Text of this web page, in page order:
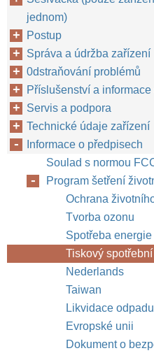
jednom)
Postup
Správa a údržba zařízení
0dstraňování problémů
Příslušenství a
Servis a podpora
Technické údaje zařízení
Informace o předpisech
Soulad s normou
Program šetření
Ochrana
Tvorba ozonu
Spotřeba energie
Tiskový
Nederlands
Taiwan
Likvidace
Evropské unii
Dokument o